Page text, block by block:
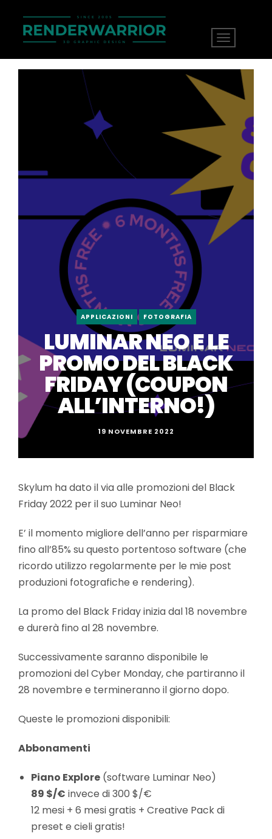
APPLICAZIONI FOTOGRAFIA
LUMINAR NEO E LE
PROMO DEL BLACK
FRIDAY (COUPON
ALL’INTERNO!)
19 NOVEMBRE 2022
Skylum ha dato il via alle promozioni del Black
Friday 2022 per il suo Luminar Neo!
E’ il momento migliore dell’anno per risparmiare
fino all’85% su questo portentoso software (che
ricordo utilizzo regolarmente per le mie post
produzioni fotografiche e rendering).
La promo del Black Friday inizia dal 18 novembre
e durerà fino al 28 novembre.
Successivamente saranno disponibile le
promozioni del Cyber Monday, che partiranno il
28 novembre e termineranno il giorno dopo.
Queste le promozioni disponibili:
Abbonamenti
Piano Explore (software Luminar Neo)
89 $/€ invece di 300 $/€
12 mesi + 6 mesi gratis + Creative Pack di
preset e cieli gratis!